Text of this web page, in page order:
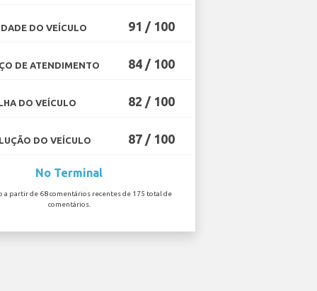
DO VEÍCULO 91 / 100
DE ATENDIMENTO 84 / 100
DO VEÍCULO 82 / 100
DO VEÍCULO 87 / 100
No Terminal
a partir de 68 comentários recentes de 175 total de
comentários.